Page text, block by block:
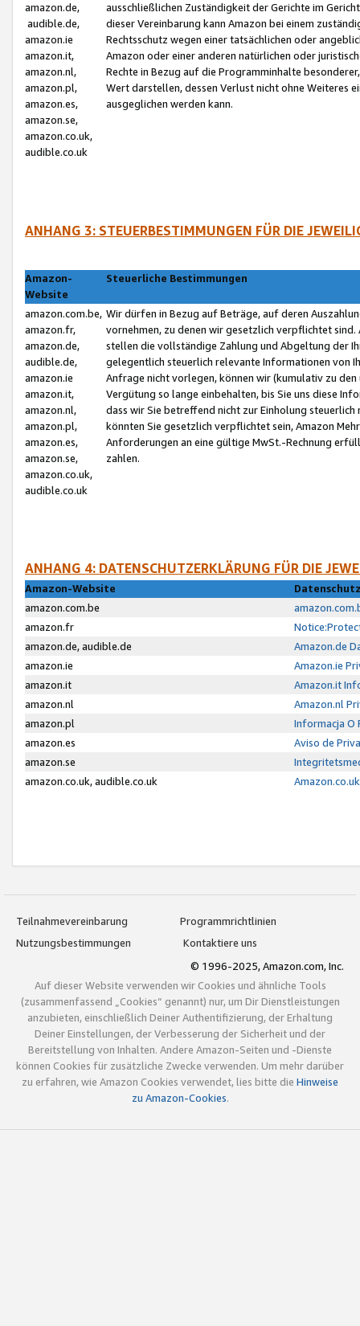
amazon.de,
audible.de,
amazon.ie
amazon.it,
amazon.nl,
amazon.pl,
amazon.es,
amazon.se,
amazon.co.uk,
audible.co.uk
ausschließlichen Zuständigkeit der Gerichte im
dieser Vereinbarung kann Amazon bei einem
Rechtsschutz wegen einer tatsächlichen oder
Amazon oder einer anderen natürlichen oder
Rechte in Bezug auf die Programminhalte
Wert darstellen, dessen Verlust nicht ohne Weiteres
ausgeglichen werden kann.
ANHANG 3: STEUERBESTIMMUNGEN FÜR DIE
Amazon-
Website
Steuerliche Bestimmungen
amazon.com.be,
amazon.fr,
amazon.de,
audible.de,
amazon.ie
amazon.it,
amazon.nl,
amazon.pl,
amazon.es,
amazon.se,
amazon.co.uk,
audible.co.uk
Wir dürfen in Bezug auf Beträge, auf deren
vornehmen, zu denen wir gesetzlich verpflichtet
stellen die vollständige Zahlung und Abgeltung der
gelegentlich steuerlich relevante Informationen von
Anfrage nicht vorlegen, können wir (kumulativ zu
Vergütung so lange einbehalten, bis Sie uns diese
dass wir Sie betreffend nicht zur Einholung
könnten Sie gesetzlich verpflichtet sein, Amazon
Anforderungen an eine gültige MwSt.-Rechnung
zahlen.
ANHANG 4: DATENSCHUTZERKLÄRUNG FÜR DIE
Amazon-Website
amazon.com.be
amazon.fr
amazon.de, audible.de
Amazon.de
amazon.ie
Amazon.ie
amazon.it
Amazon.it
amazon.nl
Amazon.nl
amazon.pl
Informacja O
amazon.es
Aviso de
amazon.se
amazon.co.uk, audible.co.uk
Teilnahmevereinbarung
Programmrichtlinien
Nutzungsbestimmungen
Kontaktiere uns
© 1996-2025, Amazon.com, Inc.
Auf dieser Website verwenden wir Cookies und ähnliche Tools
(zusammenfassend „Cookies“ genannt) nur, um Dir Dienstleistungen
anzubieten, einschließlich Deiner Authentifizierung, der Erhaltung
Deiner Einstellungen, der Verbesserung der Sicherheit und der
Bereitstellung von Inhalten. Andere Amazon-Seiten und -Dienste
können Cookies für zusätzliche Zwecke verwenden. Um mehr darüber
zu erfahren, wie Amazon Cookies verwendet, lies bitte die Hinweise
zu Amazon-Cookies.